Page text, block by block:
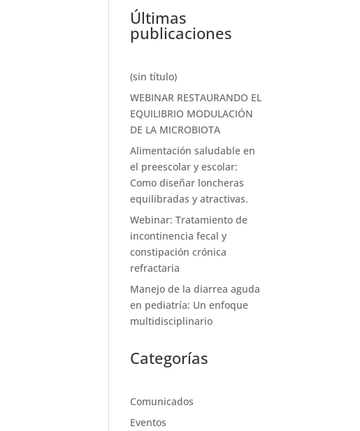
Últimas
publicaciones
(sin título)
WEBINAR RESTAURANDO EL
EQUILIBRIO MODULACIÓN
DE LA MICROBIOTA
Alimentación saludable en
el preescolar y escolar:
Como diseñar loncheras
equilibradas y atractivas.
Webinar: Tratamiento de
incontinencia fecal y
constipación crónica
refractaria
Manejo de la diarrea aguda
en pediatría: Un enfoque
multidisciplinario
Categorías
Comunicados
Eventos